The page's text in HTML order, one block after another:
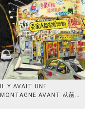
IL Y AVAIT UNE
MONTAGNE AVANT 从前有